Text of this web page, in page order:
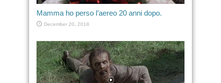
Mamma ho perso l’aereo 20 anni dopo.
December 20, 2018